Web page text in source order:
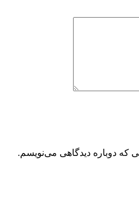
که دوباره دیدگاهی می‌نویسم.